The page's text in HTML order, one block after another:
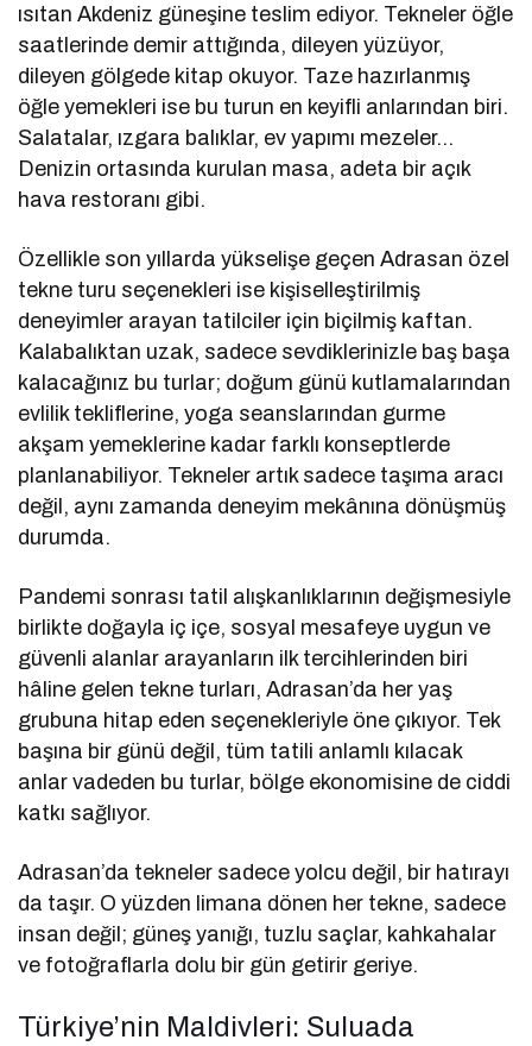
ısıtan Akdeniz güneşine teslim ediyor. Tekneler öğle
saatlerinde demir attığında, dileyen yüzüyor,
dileyen gölgede kitap okuyor. Taze hazırlanmış
öğle yemekleri ise bu turun en keyifli anlarından biri.
Salatalar, ızgara balıklar, ev yapımı mezeler…
Denizin ortasında kurulan masa, adeta bir açık
hava restoranı gibi.
Özellikle son yıllarda yükselişe geçen Adrasan özel
tekne turu seçenekleri ise kişiselleştirilmiş
deneyimler arayan tatilciler için biçilmiş kaftan.
Kalabalıktan uzak, sadece sevdiklerinizle baş başa
kalacağınız bu turlar; doğum günü kutlamalarından
evlilik tekliflerine, yoga seanslarından gurme
akşam yemeklerine kadar farklı konseptlerde
planlanabiliyor. Tekneler artık sadece taşıma aracı
değil, aynı zamanda deneyim mekânına dönüşmüş
durumda.
Pandemi sonrası tatil alışkanlıklarının değişmesiyle
birlikte doğayla iç içe, sosyal mesafeye uygun ve
güvenli alanlar arayanların ilk tercihlerinden biri
hâline gelen tekne turları, Adrasan’da her yaş
grubuna hitap eden seçenekleriyle öne çıkıyor. Tek
başına bir günü değil, tüm tatili anlamlı kılacak
anlar vadeden bu turlar, bölge ekonomisine de ciddi
katkı sağlıyor.
Adrasan’da tekneler sadece yolcu değil, bir hatırayı
da taşır. O yüzden limana dönen her tekne, sadece
insan değil; güneş yanığı, tuzlu saçlar, kahkahalar
ve fotoğraflarla dolu bir gün getirir geriye.
Türkiye’nin Maldivleri: Suluada